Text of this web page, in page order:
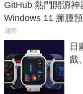
GitHub 熱門開源
Windows 11 臃腫
趨勢
日
戲